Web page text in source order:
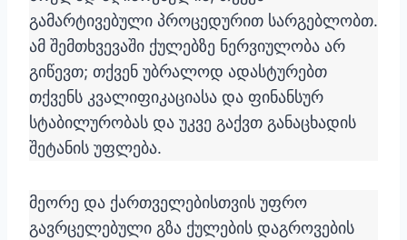
გამარტივებული პროცედურით სარგებლობთ.
ამ შემთხვევაში ქულებზე ნერვიულობა არ
გიწევთ; თქვენ უბრალოდ ადასტურებთ
თქვენს კვალიფიკაციასა და ფინანსურ
სტაბილურობას და უკვე გაქვთ განაცხადის
შეტანის უფლება.
მეორე და ქართველებისთვის უფრო
გავრცელებული გზა ქულების დაგროვების